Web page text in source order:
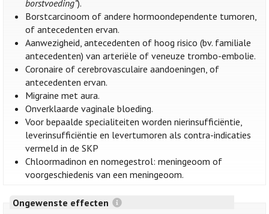
borstvoeding”).
Borstcarcinoom of andere hormoondependente tumoren,
of antecedenten ervan.
Aanwezigheid, antecedenten of hoog risico (bv. familiale
antecedenten) van arteriële of veneuze trombo-embolie.
Coronaire of cerebrovasculaire aandoeningen, of
antecedenten ervan.
Migraine met aura.
Onverklaarde vaginale bloeding.
Voor bepaalde specialiteiten worden nierinsufficiëntie,
leverinsufficiëntie en levertumoren als contra-indicaties
vermeld in de SKP
Chloormadinon en nomegestrol: meningeoom of
voorgeschiedenis van een meningeoom.
Ongewenste effecten